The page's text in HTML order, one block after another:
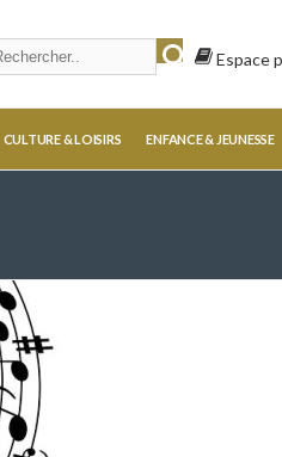
Espace
CULTURE & LOISIRS ENFANCE & JEUNESSE